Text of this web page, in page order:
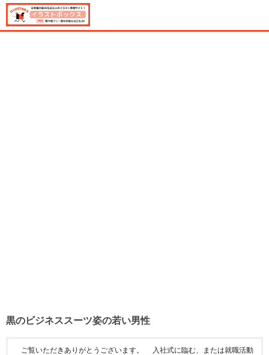
黒のビジネススーツ姿の若い男性
ご覧いただきありがとうございます。 入社式に臨む、または就職活動